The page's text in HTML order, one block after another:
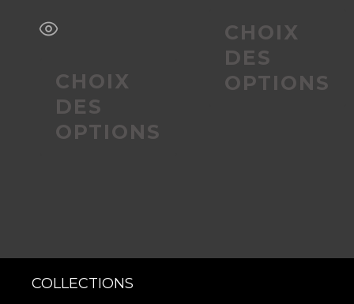
CHOIX
DES
OPTIONS
page
du
produit
CHOIX
DES
OPTIONS
page
du
COLLECTIONS